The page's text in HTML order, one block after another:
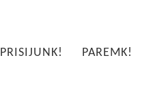
PRISIJUNK! PAREMK!